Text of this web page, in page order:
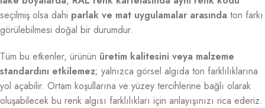
seçilmiş olsa dahi parlak ve mat uygulamalar arasında ton farkı
görülebilmesi doğal bir durumdur.
Tüm bu etkenler, ürünün üretim kalitesini veya malzeme
standardını etkilemez; yalnızca görsel algıda ton farklılıklarına
yol açabilir. Ortam koşullarına ve yüzey tercihlerine bağlı olarak
oluşabilecek bu renk algısı farklılıkları için anlayışınızı rica ederiz.